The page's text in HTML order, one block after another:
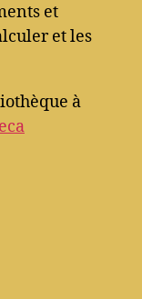
et
et les
à